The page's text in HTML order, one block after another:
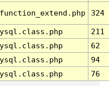
324
211
62
94
76